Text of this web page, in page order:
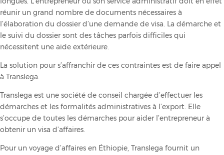
réunir un grand nombre de documents nécessaires à
l’élaboration du dossier d’une demande de visa. La démarche et
le suivi du dossier sont des tâches parfois difficiles qui
nécessitent une aide extérieure.
La solution pour s’affranchir de ces contraintes est de faire appel
à Translega.
Translega est une société de conseil chargée d’effectuer les
démarches et les formalités administratives à l’export. Elle
s’occupe de toutes les démarches pour aider l’entrepreneur à
obtenir un visa d’affaires.
Pour un voyage d’affaires en Éthiopie, Translega fournit un